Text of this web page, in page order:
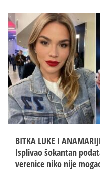
BITKA LUKE I
Isplivao šokantan
verenice niko nije